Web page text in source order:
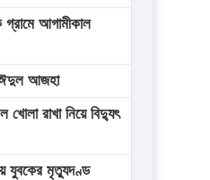
গ্রামে আগামীকাল
ঈদুল আজহা
খোলা রাখা নিয়ে বিদ্যুৎ
যুবকের মৃত্যুদণ্ড